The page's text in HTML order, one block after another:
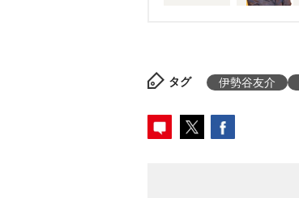
タグ 伊勢谷友介